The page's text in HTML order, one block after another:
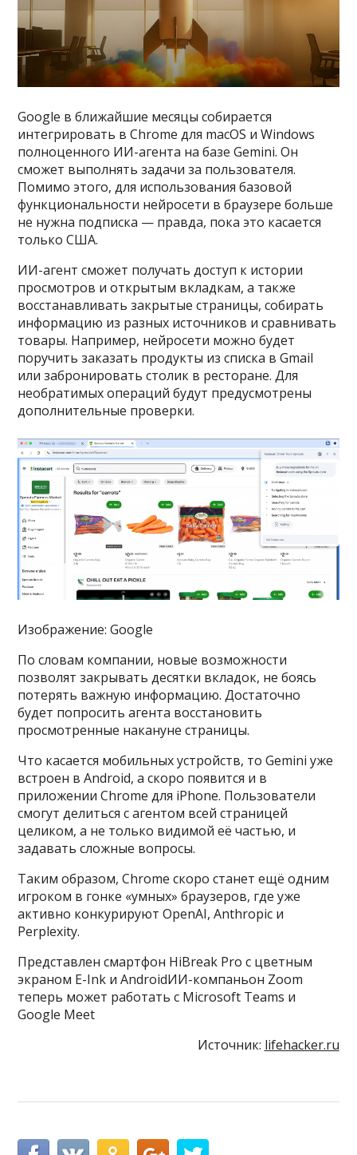
Google в ближайшие месяцы собирается
интегрировать в Chrome для macOS и Windows
полноценного ИИ-агента на базе Gemini. Он
сможет выполнять задачи за пользователя.
Помимо этого, для использования базовой
функциональности нейросети в браузере больше
не нужна подписка — правда, пока это касается
только США.
ИИ-агент сможет получать доступ к истории
просмотров и открытым вкладкам, а также
восстанавливать закрытые страницы, собирать
информацию из разных источников и сравнивать
товары. Например, нейросети можно будет
поручить заказать продукты из списка в Gmail
или забронировать столик в ресторане. Для
необратимых операций будут предусмотрены
дополнительные проверки.
Изображение: Google
По словам компании, новые возможности
позволят закрывать десятки вкладок, не боясь
потерять важную информацию. Достаточно
будет попросить агента восстановить
просмотренные накануне страницы.
Что касается мобильных устройств, то Gemini уже
встроен в Android, а скоро появится и в
приложении Chrome для iPhone. Пользователи
смогут делиться с агентом всей страницей
целиком, а не только видимой её частью, и
задавать сложные вопросы.
Таким образом, Chrome скоро станет ещё одним
игроком в гонке «умных» браузеров, где уже
активно конкурируют OpenAI, Anthropic и
Perplexity.
Представлен смартфон HiBreak Pro с цветным
экраном E-Ink и AndroidИИ-компаньон Zoom
теперь может работать с Microsoft Teams и
Google Meet
Источник: lifehacker.ru